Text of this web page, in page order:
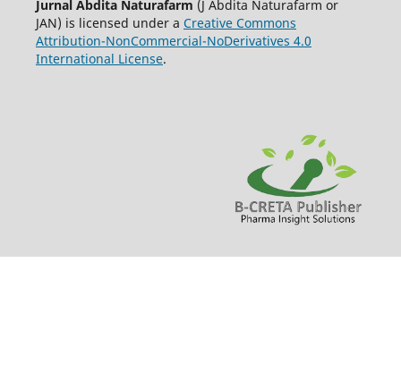
Jurnal Abdita Naturafarm (J Abdita Naturafarm or
JAN) is licensed under a Creative Commons
Attribution-NonCommercial-NoDerivatives 4.0
International License.